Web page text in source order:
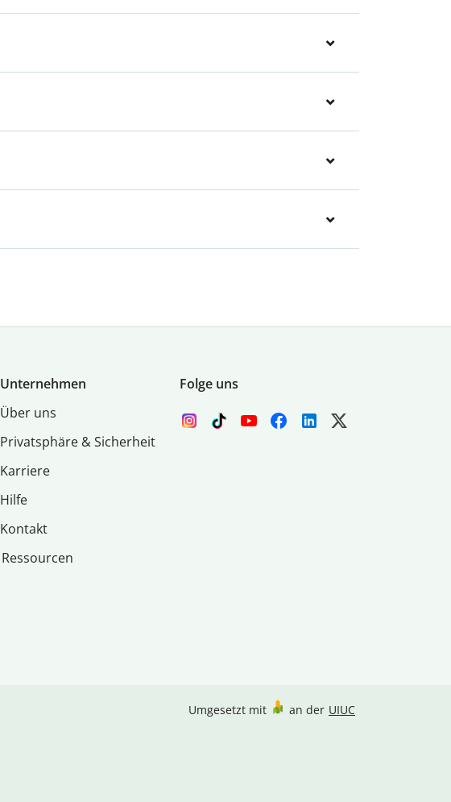
Unternehmen
Über uns
Privatsphäre & Sicherheit
Karriere
Hilfe
Kontakt
Ressourcen
Folge uns
Umgesetzt mit an der UIUC